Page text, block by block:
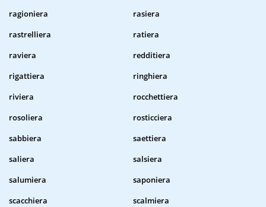
ragioniera
rasiera
rastrelliera
ratiera
raviera
redditiera
rigattiera
ringhiera
riviera
rocchettiera
rosoliera
rosticciera
sabbiera
saettiera
saliera
salsiera
salumiera
saponiera
scacchiera
scalmiera